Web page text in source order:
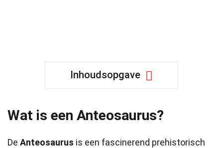
Inhoudsopgave
Wat is een Anteosaurus?
De Anteosaurus is een fascinerend prehistorisch